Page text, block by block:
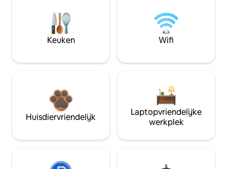
Keuken Wifi
Huisdiervriendelijk
Laptopvriendelijke
werkplek